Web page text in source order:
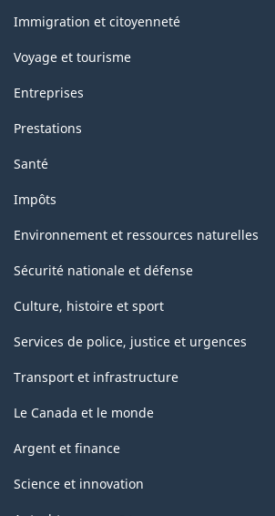
classification
sujets
Immigration et citoyenneté
Voyage et tourisme
Entreprises
Prestations
Santé
Impôts
Environnement et ressources naturelles
Sécurité nationale et défense
Culture, histoire et sport
Services de police, justice et urgences
Transport et infrastructure
Le Canada et le monde
Argent et finance
Science et innovation